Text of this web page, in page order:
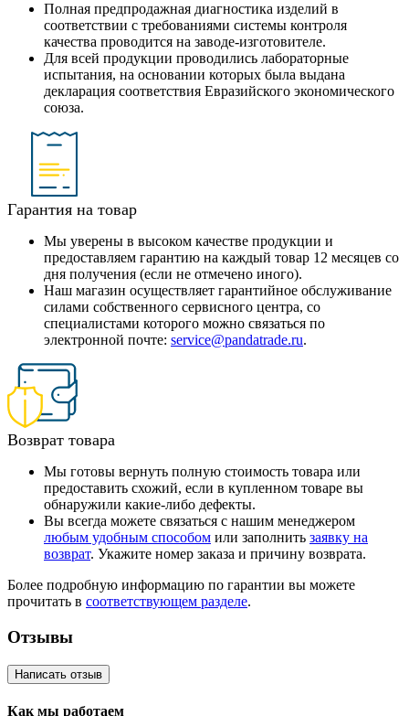
Полная предпродажная диагностика изделий в
соответствии с требованиями системы контроля
качества проводится на заводе-изготовителе.
Для всей продукции проводились лабораторные
испытания, на основании которых была выдана
декларация соответствия Евразийского экономического
союза.
Гарантия на товар
Мы уверены в высоком качестве продукции и
предоставляем гарантию на каждый товар 12 месяцев со
дня получения (если не отмечено иного).
Наш магазин осуществляет гарантийное обслуживание
силами собственного сервисного центра, со
специалистами которого можно связаться по
электронной почте: service@pandatrade.ru.
Возврат товара
Мы готовы вернуть полную стоимость товара или
предоставить схожий, если в купленном товаре вы
обнаружили какие-либо дефекты.
Вы всегда можете связаться с нашим менеджером
любым удобным способом или заполнить заявку на
возврат. Укажите номер заказа и причину возврата.
Более подробную информацию по гарантии вы можете
прочитать в соответствующем разделе.
Отзывы
Написать отзыв
Как мы работаем